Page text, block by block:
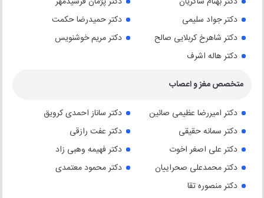
دکتر جواد سلیمی
دکتر حمیدرضا حکمت
دکتر شاهرخ کربلایی صالح
دکتر مریم خوشنویس
دکتر هاله اشرف
متخصص مغز و اعصاب
دکتر امیررضا عظیمی صائین
دکتر ساناز احمدی کرویق
دکتر سمانه حقیقی
دکتر عفت رازقی
دکتر علی اصغر اخوت
دکتر فهیمه وهبی زاد
دکتر محمدعلی صحراییان
دکتر محمود معتمدی
دکتر منصوره تقا